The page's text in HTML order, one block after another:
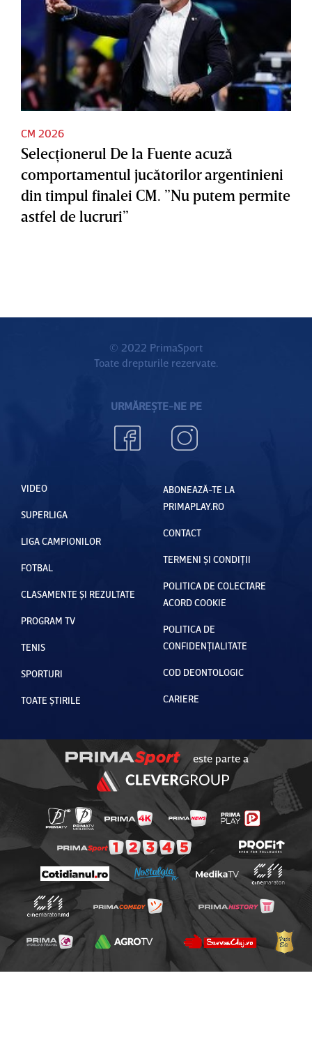
CM 2026
Selecţionerul De la Fuente acuză
comportamentul jucătorilor argentinieni
din timpul finalei CM. ”Nu putem permite
astfel de lucruri”
© 2022 PrimaSport
Toate drepturile rezervate.
URMĂREȘTE-NE PE
VIDEO
SUPERLIGA
LIGA CAMPIONILOR
FOTBAL
CLASAMENTE ȘI REZULTATE
PROGRAM TV
TENIS
SPORTURI
TOATE ȘTIRILE
ABONEAZĂ-TE LA
PRIMAPLAY.RO
CONTACT
TERMENI ȘI CONDIȚII
POLITICA DE COLECTARE
ACORD COOKIE
POLITICA DE
CONFIDENȚIALITATE
COD DEONTOLOGIC
CARIERE
este parte a